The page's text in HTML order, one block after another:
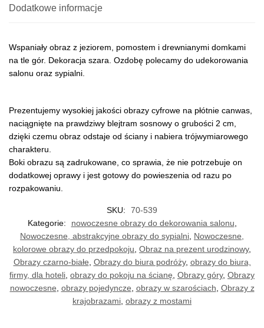
Dodatkowe informacje
Wspaniały obraz z jeziorem, pomostem i drewnianymi domkami
na tle gór. Dekoracja szara. Ozdobę polecamy do udekorowania
salonu oraz sypialni.
Prezentujemy wysokiej jakości obrazy cyfrowe na płótnie canwas,
naciągnięte na prawdziwy blejtram sosnowy o grubości 2 cm,
dzięki czemu obraz odstaje od ściany i nabiera trójwymiarowego
charakteru.
Boki obrazu są zadrukowane, co sprawia, że nie potrzebuje on
dodatkowej oprawy i jest gotowy do powieszenia od razu po
rozpakowaniu.
SKU:
70-539
Kategorie:
nowoczesne obrazy do dekorowania salonu
Nowoczesne, abstrakcyjne obrazy do sypialni Nowoczesne,
kolorowe obrazy do przedpokoju Obraz na prezent urodzinowy,
Obrazy czarno-białe Obrazy do biura podróży, obrazy do biura,
firmy, dla hoteli obrazy do pokoju na ścianę Obrazy góry, Obrazy
nowoczesne obrazy pojedyncze obrazy w szarościach Obrazy z
krajobrazami obrazy z mostami